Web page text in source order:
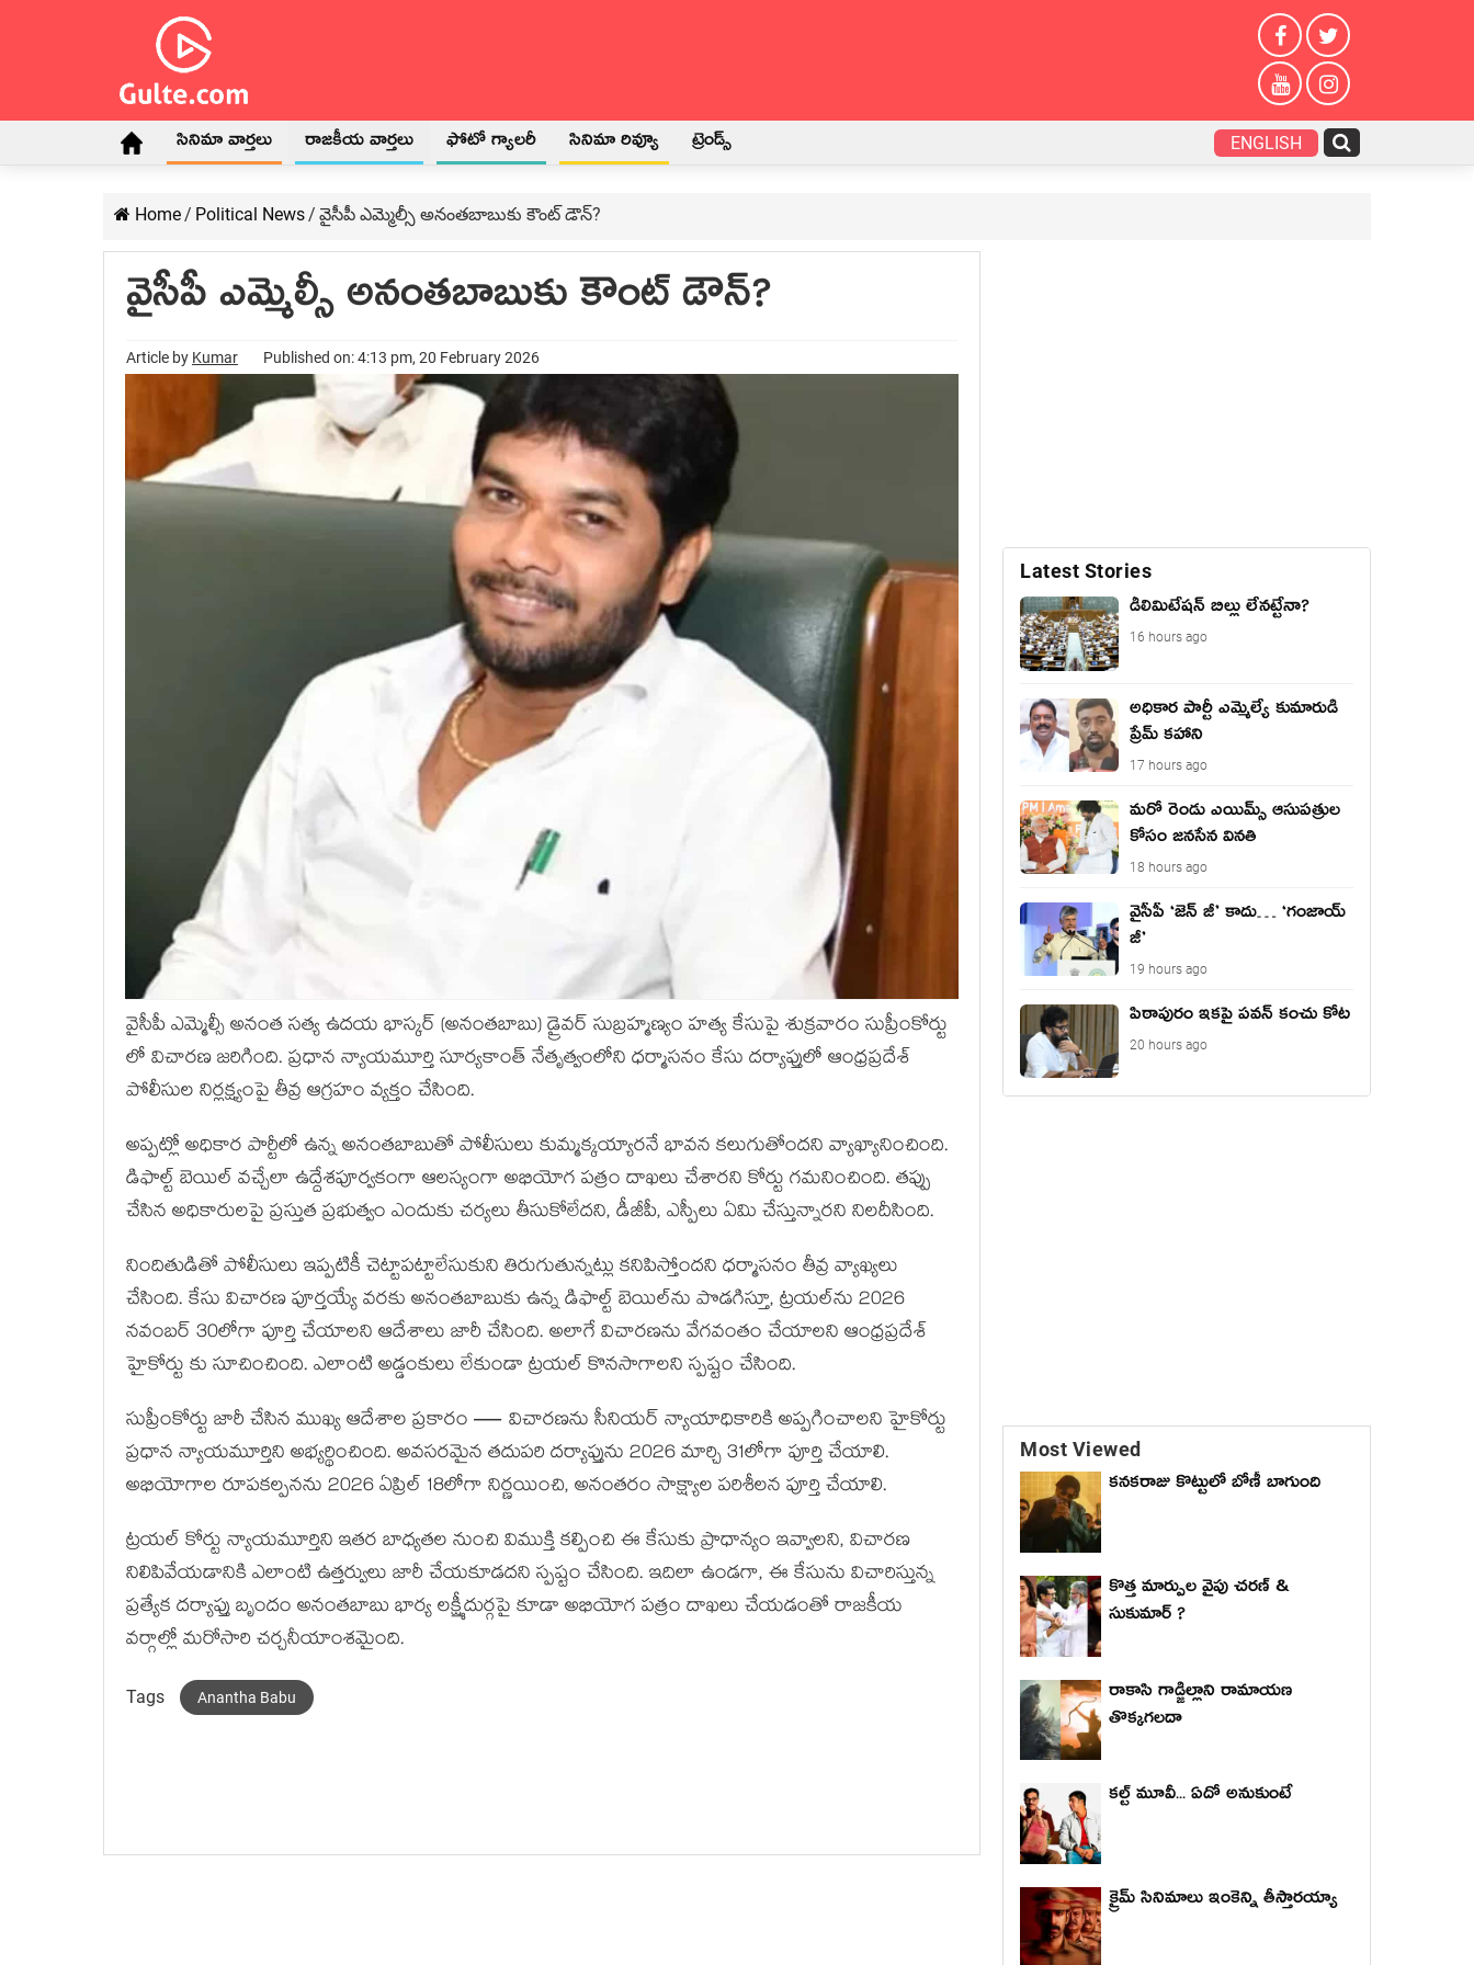
సినిమా వార్తలు రాజకీయ వార్తలు ఫోటో గ్యాలరీ సినిమా రివ్యూ ట్రెండ్స్ ENGLISH
Home/ Political News/ వైసీపీ ఎమ్మెల్సీ అనంతబాబుకు కౌంట్ డౌన్?
వైసీపీ ఎమ్మెల్సీ అనంతబాబుకు కౌంట్ డౌన్?
Article by Kumar Published on: 4:13 pm, 20 February 2026
వైసీపీ ఎమ్మెల్సీ అనంత సత్య ఉదయ భాస్కర్ (అనంతబాబు) డ్రైవర్ సుబ్రహ్మణ్యం హత్య కేసుపై శుక్రవారం సుప్రీంకోర్టు
లో విచారణ జరిగింది. ప్రధాన న్యాయమూర్తి సూర్యకాంత్ నేతృత్వంలోని ధర్మాసనం కేసు దర్యాప్తులో ఆంధ్రప్రదేశ్
పోలీసుల నిర్లక్ష్యంపై తీవ్ర ఆగ్రహం వ్యక్తం చేసింది.
అప్పట్లో అధికార పార్టీలో ఉన్న అనంతబాబుతో పోలీసులు కుమ్మక్కయ్యారనే భావన కలుగుతోందని వ్యాఖ్యానించింది.
డిఫాల్ట్ బెయిల్ వచ్చేలా ఉద్దేశపూర్వకంగా ఆలస్యంగా అభియోగ పత్రం దాఖలు చేశారని కోర్టు గమనించింది. తప్పు
చేసిన అధికారులపై ప్రస్తుత ప్రభుత్వం ఎందుకు చర్యలు తీసుకోలేదని, డీజీపీ, ఎస్పీలు ఏమి చేస్తున్నారని నిలదీసింది.
నిందితుడితో పోలీసులు ఇప్పటికీ చెట్టాపట్టాలేసుకుని తిరుగుతున్నట్లు కనిపిస్తోందని ధర్మాసనం తీవ్ర వ్యాఖ్యలు
చేసింది. కేసు విచారణ పూర్తయ్యే వరకు అనంతబాబుకు ఉన్న డిఫాల్ట్ బెయిల్‌ను పొడగిస్తూ, ట్రయల్‌ను 2026
నవంబర్ 30లోగా పూర్తి చేయాలని ఆదేశాలు జారీ చేసింది. అలాగే విచారణను వేగవంతం చేయాలని ఆంధ్రప్రదేశ్
హైకోర్టు కు సూచించింది. ఎలాంటి అడ్డంకులు లేకుండా ట్రయల్ కొనసాగాలని స్పష్టం చేసింది.
సుప్రీంకోర్టు జారీ చేసిన ముఖ్య ఆదేశాల ప్రకారం — విచారణను సీనియర్ న్యాయాధికారికి అప్పగించాలని హైకోర్టు
ప్రధాన న్యాయమూర్తిని అభ్యర్థించింది. అవసరమైన తదుపరి దర్యాప్తును 2026 మార్చి 31లోగా పూర్తి చేయాలి.
అభియోగాల రూపకల్పనను 2026 ఏప్రిల్ 18లోగా నిర్ణయించి, అనంతరం సాక్ష్యాల పరిశీలన పూర్తి చేయాలి.
ట్రయల్ కోర్టు న్యాయమూర్తిని ఇతర బాధ్యతల నుంచి విముక్తి కల్పించి ఈ కేసుకు ప్రాధాన్యం ఇవ్వాలని, విచారణ
నిలిపివేయడానికి ఎలాంటి ఉత్తర్వులు జారీ చేయకూడదని స్పష్టం చేసింది. ఇదిలా ఉండగా, ఈ కేసును విచారిస్తున్న
ప్రత్యేక దర్యాప్తు బృందం అనంతబాబు భార్య లక్ష్మీదుర్గపై కూడా అభియోగ పత్రం దాఖలు చేయడంతో రాజకీయ
వర్గాల్లో మరోసారి చర్చనీయాంశమైంది.
Tags Anantha Babu
Latest Stories
డీలిమిటేషన్ బిల్లు లేన‌ట్టేనా?
16 hours ago
అధికార పార్టీ ఎమ్మెల్యే కుమారుడి
ప్రేమ్ కహాని
17 hours ago
మరో రెండు ఎయిమ్స్ ఆసుపత్రుల
కోసం జనసేన వినతి
18 hours ago
వైసీపీ ‘జెన్ జీ’ కాదు… ‘గంజాయ్
జీ’
19 hours ago
పిఠాపురం ఇకపై పవన్ కంచు కోట
20 hours ago
Most Viewed
కనకరాజు కొట్టులో బోణీ బాగుంది
కొత్త మార్పుల వైపు చరణ్ &
సుకుమార్ ?
రాకాసి గాడ్జిల్లాని రామాయణ
తొక్కగలదా
కల్ట్ మూవీ... ఏదో అనుకుంటే
క్రైమ్ సినిమాలు ఇంకెన్ని తీస్తారయ్యా